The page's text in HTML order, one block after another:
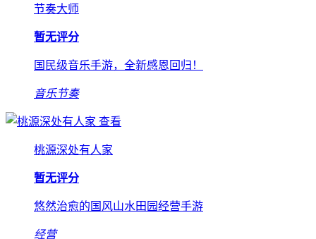
节奏大师
暂无评分
国民级音乐手游，全新感恩回归！
音乐节奏
查看
桃源深处有人家
暂无评分
悠然治愈的国风山水田园经营手游
经营